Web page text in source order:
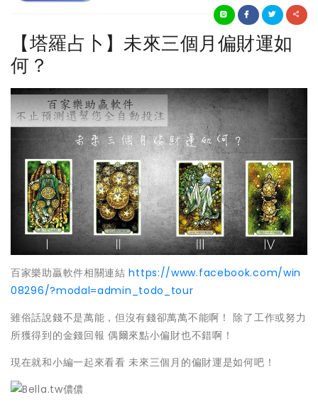
【塔羅占卜】未來三個月偏財運如
何？
百家樂助贏軟件相關連結https://www.facebook.com/win
08296/?modal=admin_todo_tour
雖俗話說錢不是萬能，但沒有錢卻萬萬不能啊！ 除了工作或努力
所獲得到的金錢回報 偶爾來點小偏財也不錯啊！
現在就和小編一起來看看 未來三個月的偏財運是如何吧！